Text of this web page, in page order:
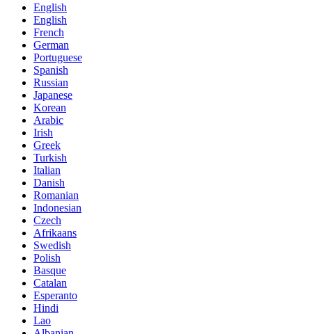
English
English
French
German
Portuguese
Spanish
Russian
Japanese
Korean
Arabic
Irish
Greek
Turkish
Italian
Danish
Romanian
Indonesian
Czech
Afrikaans
Swedish
Polish
Basque
Catalan
Esperanto
Hindi
Lao